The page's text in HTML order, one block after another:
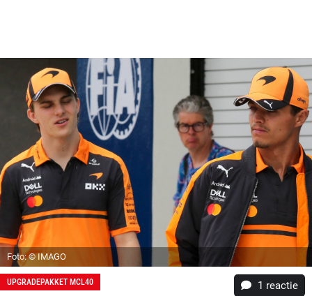
Foto: © IMAGO
UPGRADEPAKKET MCL40 1 reactie